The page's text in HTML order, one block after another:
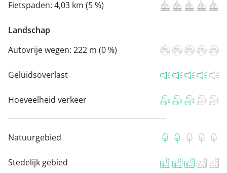
Fietspaden: 4,03 km (5 %)
Landschap
Autovrije wegen: 222 m (0 %)
Geluidsoverlast
Hoeveelheid verkeer
Natuurgebied
Stedelijk gebied